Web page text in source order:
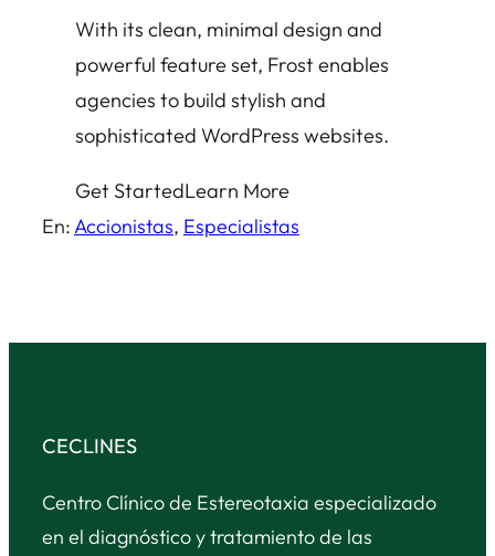
With its clean, minimal design and
powerful feature set, Frost enables
agencies to build stylish and
sophisticated WordPress websites.
Get StartedLearn More
En:Accionistas, Especialistas
CECLINES
Centro Clínico de Estereotaxia especializado
en el diagnóstico y tratamiento de las